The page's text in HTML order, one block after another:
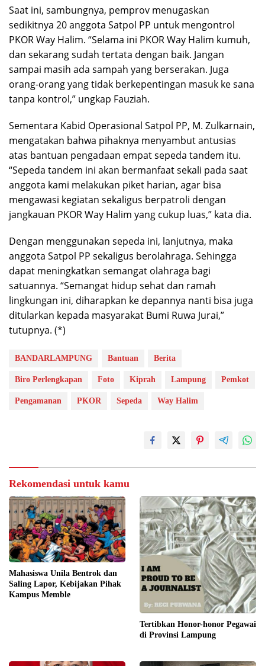
Saat ini, sambungnya, pemprov menugaskan
sedikitnya 20 anggota Satpol PP untuk mengontrol
PKOR Way Halim. “Selama ini PKOR Way Halim kumuh,
dan sekarang sudah tertata dengan baik. Jangan
sampai masih ada sampah yang berserakan. Juga
orang-orang yang tidak berkepentingan masuk ke sana
tanpa kontrol,” ungkap Fauziah.
Sementara Kabid Operasional Satpol PP, M. Zulkarnain,
mengatakan bahwa pihaknya menyambut antusias
atas bantuan pengadaan empat sepeda tandem itu.
“Sepeda tandem ini akan bermanfaat sekali pada saat
anggota kami melakukan piket harian, agar bisa
mengawasi kegiatan sekaligus berpatroli dengan
jangkauan PKOR Way Halim yang cukup luas,” kata dia.
Dengan menggunakan sepeda ini, lanjutnya, maka
anggota Satpol PP sekaligus berolahraga. Sehingga
dapat meningkatkan semangat olahraga bagi
satuannya. “Semangat hidup sehat dan ramah
lingkungan ini, diharapkan ke depannya nanti bisa juga
ditularkan kepada masyarakat Bumi Ruwa Jurai,”
tutupnya. (*)
BANDARLAMPUNG Bantuan Berita
Biro Perlengkapan Foto Kiprah Lampung Pemkot
Pengamanan PKOR Sepeda Way Halim
Rekomendasi untuk kamu
Mahasiswa Unila Bentrok dan
Saling Lapor, Kebijakan Pihak
Kampus Memble
Tertibkan Honor-honor Pegawai
di Provinsi Lampung